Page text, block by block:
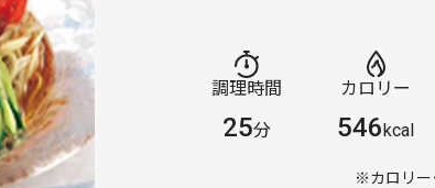
調理時間
25分
カロリー
546kcal
※カロリー